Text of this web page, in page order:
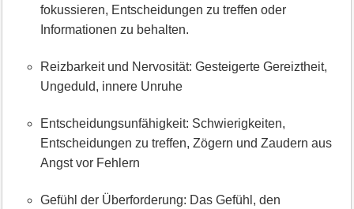
fokussieren, Entscheidungen zu treffen oder
Informationen zu behalten.
Reizbarkeit und Nervosität: Gesteigerte Gereiztheit,
Ungeduld, innere Unruhe
Entscheidungsunfähigkeit: Schwierigkeiten,
Entscheidungen zu treffen, Zögern und Zaudern aus
Angst vor Fehlern
Gefühl der Überforderung: Das Gefühl, den